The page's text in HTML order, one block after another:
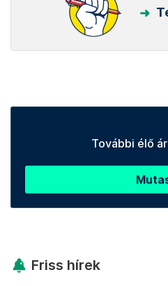
További élő
Friss hírek